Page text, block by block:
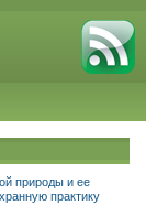
природы и ее
практику